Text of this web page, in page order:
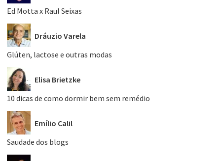
Ed Motta x Raul Seixas
Dráuzio Varela
Glúten, lactose e outras modas
Elisa Brietzke
10 dicas de como dormir bem sem remédio
Emílio Calil
Saudade dos blogs